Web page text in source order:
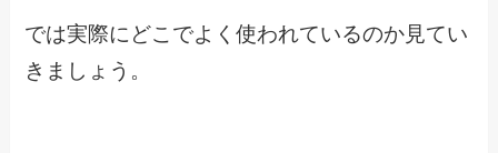
では実際にどこでよく使われているのか見てい
きましょう。